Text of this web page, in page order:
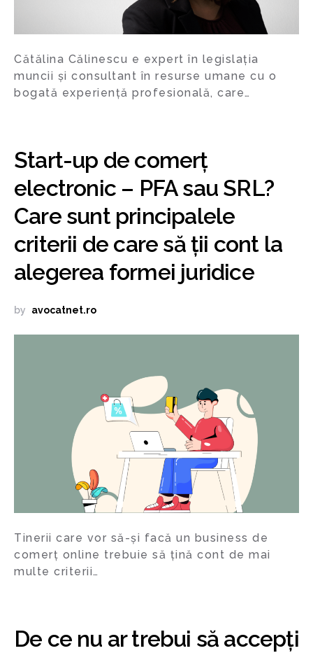
Cătălina Călinescu e expert în legislația
muncii și consultant în resurse umane cu o
bogată experiență profesională, care…
Start-up de comerț
electronic – PFA sau SRL?
Care sunt principalele
criterii de care să ții cont la
alegerea formei juridice
by avocatnet.ro
Tinerii care vor să-și facă un business de
comerț online trebuie să țină cont de mai
multe criterii…
De ce nu ar trebui să accepți